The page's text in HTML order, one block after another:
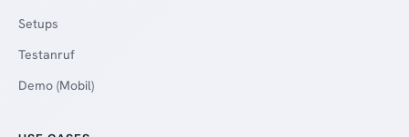
Setups
Testanruf
Demo (Mobil)